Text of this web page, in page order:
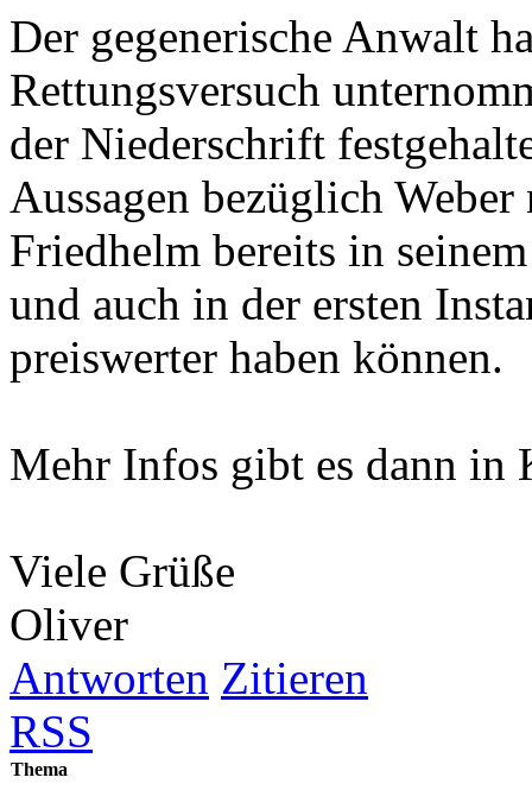
Der gegenerische Anwalt
Rettungsversuch
der Niederschrift
Aussagen bezüglich
Friedhelm bereits in
und auch in der ersten
preiswerter haben können.
Mehr Infos gibt es dann in
Viele Grüße
Oliver
Antworten Zitieren
RSS
Thema